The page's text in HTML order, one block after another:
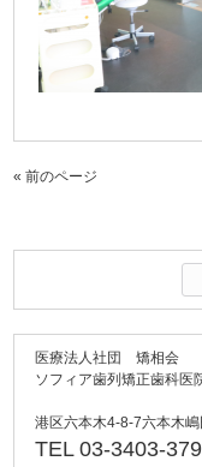
« 前のページ
索:
医療法人社団 矯相会
ソフィア歯列矯正歯科医
港区六本木4-8-7六本木
TEL 03-3403-